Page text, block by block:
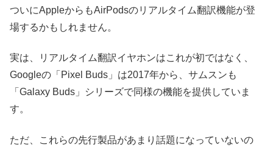
ついにAppleからもAirPodsのリアルタイム翻訳機能が登
場するかもしれません。
実は、リアルタイム翻訳イヤホンはこれが初ではなく、
Googleの「Pixel Buds」は2017年から、サムスンも
「Galaxy Buds」シリーズで同様の機能を提供していま
す。
ただ、これらの先行製品があまり話題になっていないの